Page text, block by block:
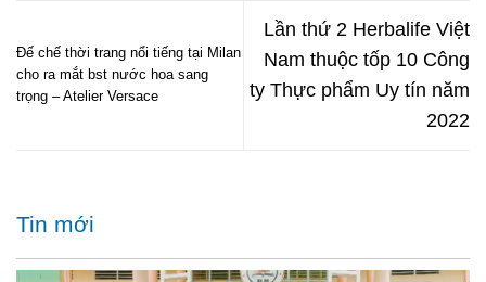
Đế chế thời trang nổi tiếng tại Milan
cho ra mắt bst nước hoa sang
trọng – Atelier Versace
Lần thứ 2 Herbalife Việt
Nam thuộc tốp 10 Công
ty Thực phẩm Uy tín năm
2022
Tin mới